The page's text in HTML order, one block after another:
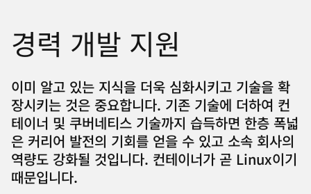
경력 개발 지원
이미 알고 있는 지식을 더욱 심화시키고 기술을 확
장시키는 것은 중요합니다. 기존 기술에 더하여 컨
테이너 및 쿠버네티스 기술까지 습득하면 한층 폭넓
은 커리어 발전의 기회를 얻을 수 있고 소속 회사의
역량도 강화될 것입니다. 컨테이너가 곧 Linux이기
때문입니다.